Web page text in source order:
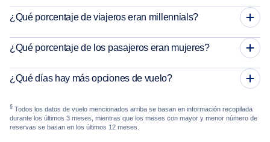
¿Qué porcentaje de viajeros eran millennials?
¿Qué porcentaje de los pasajeros eran mujeres?
¿Qué días hay más opciones de vuelo?
§ Todos los datos de vuelo mencionados arriba se basan en información recopilada
durante los últimos 3 meses, mientras que los meses con mayor y menor número de
reservas se basan en los últimos 12 meses.